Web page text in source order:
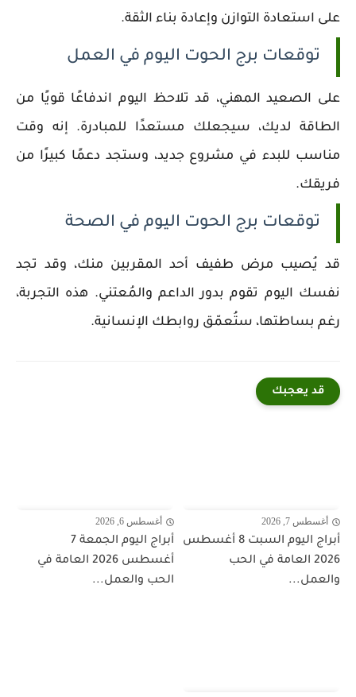
على استعادة التوازن وإعادة بناء الثقة.
توقعات برج الحوت اليوم في العمل
على الصعيد المهني، قد تلاحظ اليوم اندفاعًا قويًا من
الطاقة لديك، سيجعلك مستعدًا للمبادرة. إنه وقت
مناسب للبدء في مشروع جديد، وستجد دعمًا كبيرًا من
فريقك.
توقعات برج الحوت اليوم في الصحة
قد يُصيب مرض طفيف أحد المقربين منك، وقد تجد
نفسك اليوم تقوم بدور الداعم والمُعتني. هذه التجربة،
رغم بساطتها، ستُعمّق روابطك الإنسانية.
قد يعجبك
أغسطس 7, 2026
أبراج اليوم السبت 8 أغسطس
2026 العامة في الحب
والعمل...
أغسطس 6, 2026
أبراج اليوم الجمعة 7
أغسطس 2026 العامة في
الحب والعمل...